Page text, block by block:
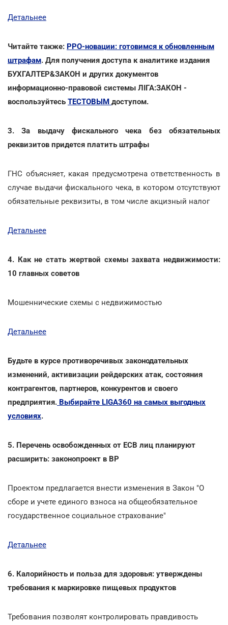
Детальнее
Читайте также: РРО-новации: готовимся к обновленным
штрафам. Для получения доступа к аналитике издания
БУХГАЛТЕР&ЗАКОН и других документов
информационно-правовой системы ЛІГА:ЗАКОН -
воспользуйтесь ТЕСТОВЫМ доступом.
3. За выдачу фискального чека без обязательных
реквизитов придется платить штрафы
ГНС объясняет, какая предусмотрена ответственность в
случае выдачи фискального чека, в котором отсутствуют
обязательные реквизиты, в том числе акцизный налог
Детальнее
4. Как не стать жертвой схемы захвата недвижимости:
10 главных советов
Мошеннические схемы с недвижимостью
Детальнее
Будьте в курсе противоречивых законодательных
изменений, активизации рейдерских атак, состояния
контрагентов, партнеров, конкурентов и своего
предприятия. Выбирайте LIGA360 на самых выгодных
условиях.
5. Перечень освобожденных от ЕСВ лиц планируют
расширить: законопроект в ВР
Проектом предлагается внести изменения в Закон "О
сборе и учете единого взноса на общеобязательное
государственное социальное страхование"
Детальнее
6. Калорийность и польза для здоровья: утверждены
требования к маркировке пищевых продуктов
Требования позволят контролировать правдивость